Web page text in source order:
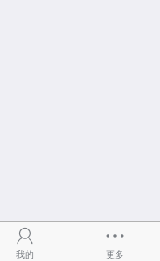
我的 更多